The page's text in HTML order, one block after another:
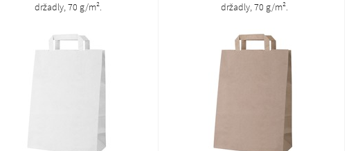
držadly, 70 g/m².
držadly, 70 g/m².